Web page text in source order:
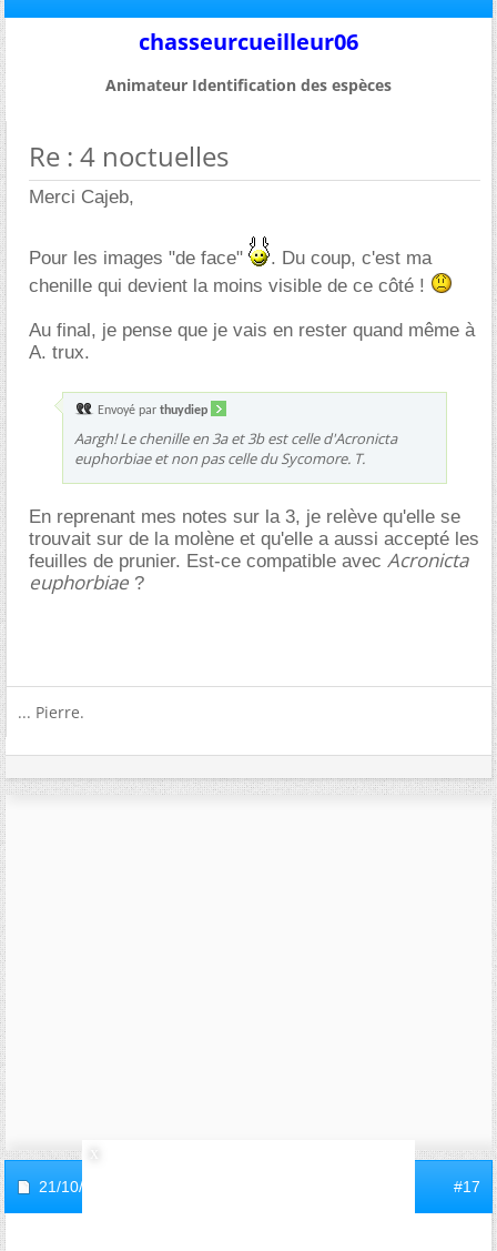
chasseurcueilleur06
Animateur Identification des espèces
Re : 4 noctuelles
Merci Cajeb,
Pour les images "de face"
. Du coup, c'est ma
chenille qui devient la moins visible de ce côté !
Au final, je pense que je vais en rester quand même à
A. trux.
Envoyé par thuydiep
Aargh! Le chenille en 3a et 3b est celle d'Acronicta
euphorbiaeet non pas celle du Sycomore. T.
En reprenant mes notes sur la 3, je relève qu'elle se
trouvait sur de la molène et qu'elle a aussi accepté les
feuilles de prunier. Est-ce compatible avec Acronicta
euphorbiae ?
... Pierre.
21/10/2010, #17